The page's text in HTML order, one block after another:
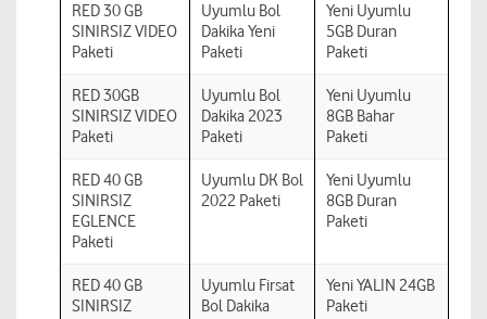
RED 30 GB
SINIRSIZ VIDEO
Paketi
Uyumlu Bol
Dakika Yeni
Paketi
Yeni Uyumlu
5GB Duran
Paketi
RED 30GB
SINIRSIZ VIDEO
Paketi
Uyumlu Bol
Dakika 2023
Paketi
Yeni Uyumlu
8GB Bahar
Paketi
RED 40 GB
SINIRSIZ
EGLENCE
Paketi
Uyumlu DK Bol
2022 Paketi
Yeni Uyumlu
8GB Duran
Paketi
RED 40 GB
SINIRSIZ
Uyumlu Firsat
Bol Dakika
Yeni YALIN 24GB
Paketi